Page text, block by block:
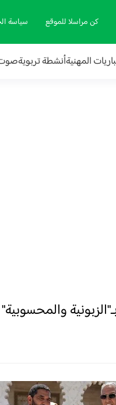
كن مراسلا للموقع سياسة
المهنيةأنشطة تربوية
والمحسوبية"